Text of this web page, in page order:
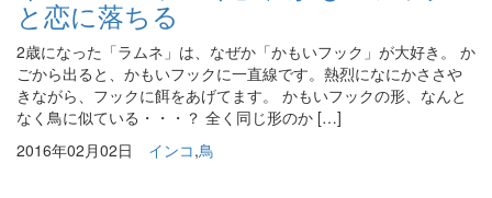
と恋に落ちる
2歳になった「ラムネ」は、なぜか「かもいフック」が大好き。 か
ごから出ると、かもいフックに一直線です。熱烈になにかささや
きながら、フックに餌をあげてます。 かもいフックの形、なんと
なく鳥に似ている・・・？ 全く同じ形のか […]
2016年02月02日 インコ,鳥